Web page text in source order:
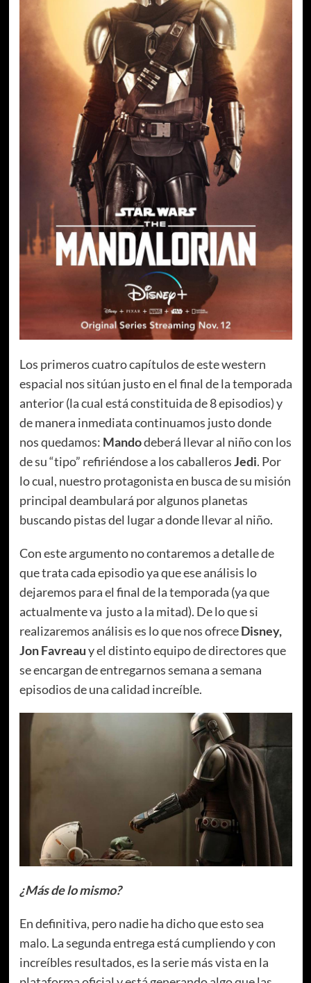
Los primeros cuatro capítulos de este western
espacial nos sitúan justo en el final de la temporada
anterior (la cual está constituida de 8 episodios) y
de manera inmediata continuamos justo donde
nos quedamos: Mandodeberá llevar al niño con los
de su “tipo” refiriéndose a los caballerosJedi. Por
lo cual, nuestro protagonista en busca de su misión
principal deambulará por algunos planetas
buscando pistas del lugar a donde llevar al niño.
Con este argumento no contaremos a detalle de
que trata cada episodio ya que ese análisis lo
dejaremos para el final de la temporada (ya que
actualmente va justo a la mitad). De lo que si
realizaremos análisis es lo que nos ofreceDisney,
Jon Favreauy el distinto equipo de directores que
se encargan de entregarnos semana a semana
episodios de una calidad increíble.
¿Más de lo mismo?
En definitiva, pero nadie ha dicho que esto sea
malo. La segunda entrega está cumpliendo y con
increíbles resultados, es la serie más vista en la